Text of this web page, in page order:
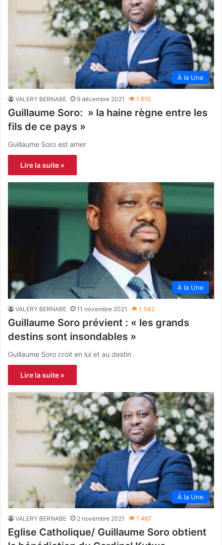
À la Une
VALERY BERNABE 9 décembre 2021 1 610
Guillaume Soro: » la haine règne entre les
fils de ce pays »
Guillaume Soro est amer
Lire la suite »
À la Une
VALERY BERNABE 11 novembre 2021 1 342
Guillaume Soro prévient : « les grands
destins sont insondables »
Guillaume Soro croit en lui et au destin
Lire la suite »
À la Une
VALERY BERNABE 2 novembre 2021 1 467
Eglise Catholique/ Guillaume Soro obtient